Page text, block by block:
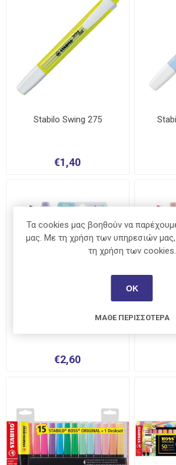
Stabilo Swing 275
€1,40
Σετ Mini MG Animals Pastel
€2,60
Σετ
Τα cookies μας βοηθούν να
μας. Με τη χρήση των υπηρεσιών
τη χρήση των cookies.
ΟΚ
ΜΆΘΕ ΠΕΡΙΣΣΌΤΕΡΑ